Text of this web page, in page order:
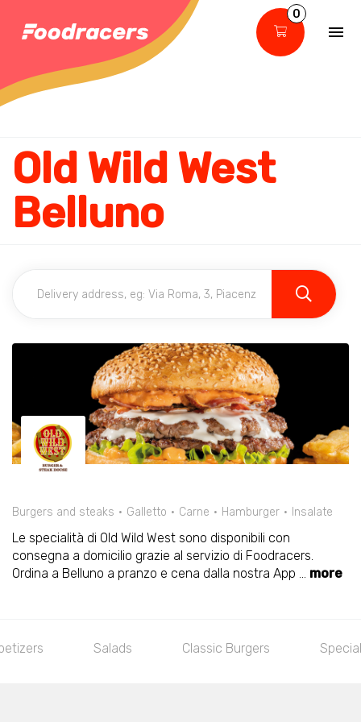
0
Old Wild West
Belluno
Burgers and steaks Galletto Carne Hamburger Insalate
Le specialità di Old Wild West sono disponibili con
consegna a domicilio grazie al servizio di Foodracers.
Ordina a Belluno a pranzo e cena dalla nostra App ... more
Special Burgers Beef Experience Le